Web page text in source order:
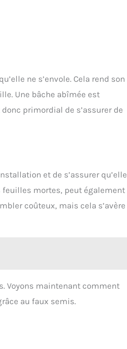
ne s’envole. Cela rend son
Une bâche abîmée est
primordial de s’assurer de
et de s’assurer qu’elle
feuilles mortes, peut également
coûteux, mais cela s’avère
Voyons maintenant comment
au faux semis.